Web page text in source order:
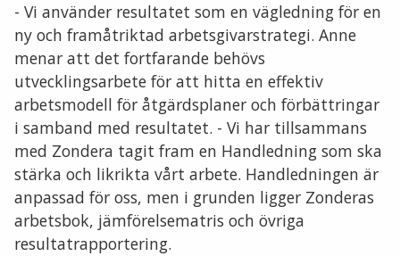
- Vi använder resultatet som en vägledning för en
ny och framåtriktad arbetsgivarstrategi. Anne
menar att det fortfarande behövs
utvecklingsarbete för att hitta en effektiv
arbetsmodell för åtgärdsplaner och förbättringar
i samband med resultatet. - Vi har tillsammans
med Zondera tagit fram en Handledning som ska
stärka och likrikta vårt arbete. Handledningen är
anpassad för oss, men i grunden ligger Zonderas
arbetsbok, jämförelsematris och övriga
resultatrapportering.